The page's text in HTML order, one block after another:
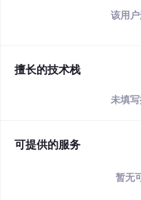
该用
擅长的技术栈
未填
可提供的服务
暂无